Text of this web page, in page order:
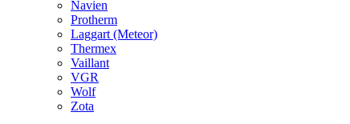
Navien
Protherm
Laggart (Meteor)
Thermex
Vaillant
VGR
Wolf
Zota